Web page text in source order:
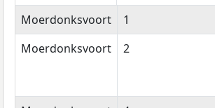
Straatnaam
Huisnummer
Moerdonksvoort 1
Moerdonksvoort
2